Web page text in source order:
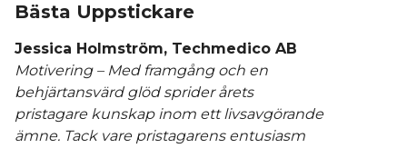
Bästa Uppstickare
Jessica Holmström, Techmedico AB
Motivering – Med framgång och en
behjärtansvärd glöd sprider årets
pristagare kunskap inom ett livsavgörande
ämne. Tack vare pristagarens entusiasm